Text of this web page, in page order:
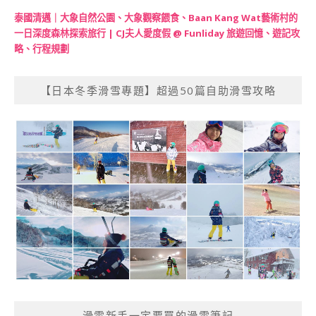
泰國清邁｜大象自然公園、大象觀察餵食、Baan Kang Wat藝術村的
一日深度森林探索旅行 | CJ夫人愛度假 @ Funliday 旅遊回憶、遊記攻
略、行程規劃
【日本冬季滑雪專題】超過50篇自助滑雪攻略